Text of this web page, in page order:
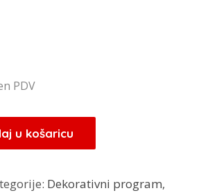
PDV
u košaricu
Dekorativni program,